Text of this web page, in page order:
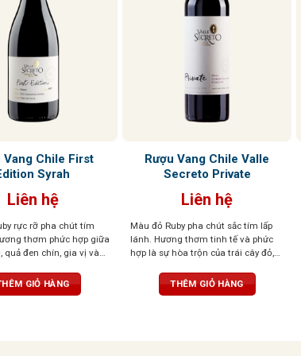
Vang Chile First
Syrah
Liên hệ
rực rỡ pha chút tím
thơm phức hợp giữa
quả đen chín, gia vị và
đậm đà và lưu lại dài
miệng, kết hợp hoàn
GIỎ HÀNG
Rượu Vang Chile Valle
Secreto Private
Liên hệ
Màu đỏ Ruby pha chút sắc tím lấp
lánh. Hương thơm tinh tế và phức
hợp là sự hòa trộn của trái cây đỏ,
hài hòa, tannin thanh lịch, dư vị bền
bỉ, chắc chắn
THÊM GIỎ HÀNG